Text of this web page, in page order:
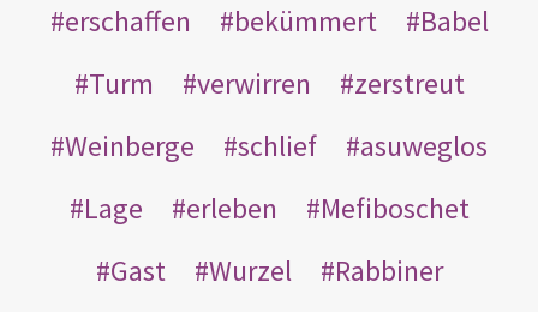
erschaffen
bekümmert
Babel
Turm
verwirren
zerstreut
Weinberge
schlief
asuweglos
Lage
erleben
Mefiboschet
Gast
Wurzel
Rabbiner